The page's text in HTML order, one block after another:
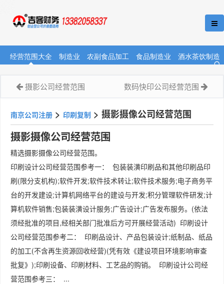
经营范围大全 制造业 农副食品加工 食品制造业 酒水茶饮制造
摄影公司经营范围 数码快印公司经营范围
南京公司注册 > 印刷复制 > 摄影摄像公司经营范围
摄影摄像公司经营范围
精选摄影摄像公司经营范围。
印刷设计公司经营范围参考一： 包装装潢印刷品和其他印刷品印
刷(限分支机构);软件开发;软件技术转让;软件技术服务;电子商务平
台的开发建设;计算机网络平台的建设与开发;积分管理软件研发;计
算机软件销售;包装装潢设计服务;广告设计;广告发布服务。(依法
须经批准的项目,经相关部门批准后方可开展经营活动) 印刷设计
公司经营范围参考二： 印刷品设计、产品包装设计;纸制品、纸品
的加工(不含再生资源回收经营)(凭有效《建设项目环境影响审查
批复》);印刷设备、印刷材料、工艺品的购销。 印刷设计公司经
营范围参考三： ...